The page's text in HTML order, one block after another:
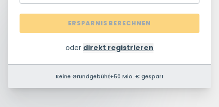
ERSPARNIS BERECHNEN
oder direkt registrieren
Keine Grundgebühr+50 Mio. € gespart